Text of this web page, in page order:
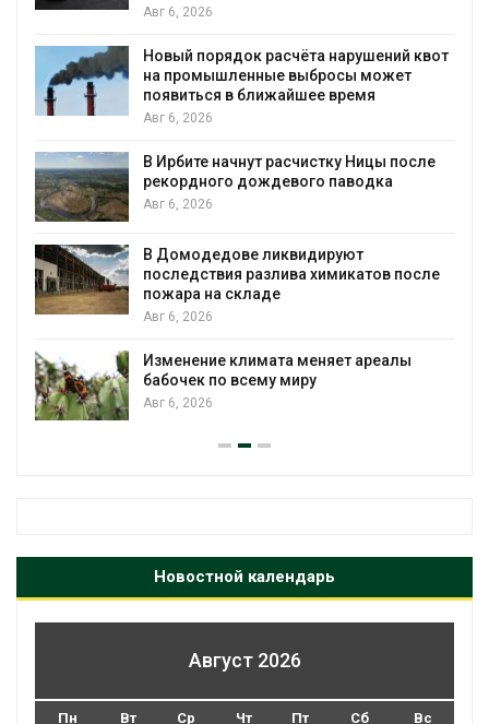
Авг 6, 2026
Новый порядок расчёта нарушений квот
на промышленные выбросы может
появиться в ближайшее время
Авг 6, 2026
В Ирбите начнут расчистку Ницы после
рекордного дождевого паводка
Авг 6, 2026
В Домодедове ликвидируют
последствия разлива химикатов после
пожара на складе
Авг 6, 2026
Изменение климата меняет ареалы
бабочек по всему миру
Авг 6, 2026
Новостной календарь
Август 2026
Пн Вт Ср Чт Пт Сб Вс